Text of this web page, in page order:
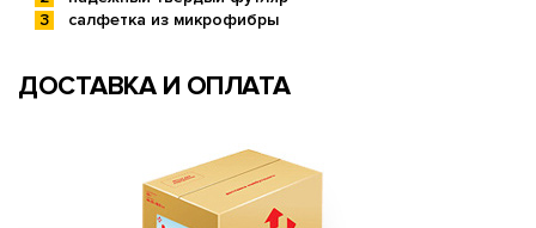
салфетка из микрофибры
ДОСТАВКА И ОПЛАТА